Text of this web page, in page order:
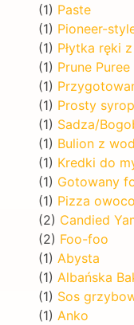
(1) Paste
(1) Pioneer-
(1) Płytka ręki
(1) Prune Puree
(1)
(1) Prosty
(1) Sadza/
(1) Bulion z
(1) Kredki do
(1) Gotowany
(1) Pizza
(2) Candied
(2) Foo-foo
(1) Abysta
(1) Albańska
(1) Sos
(1) Anko